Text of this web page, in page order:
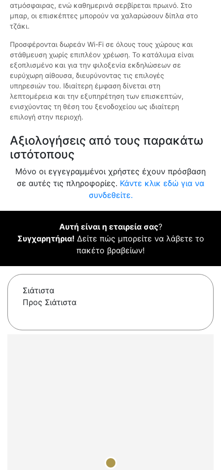
ατμόσφαιρας, ενώ καθημερινά σερβίρεται πρωινό. Στο
μπαρ, οι επισκέπτες μπορούν να χαλαρώσουν δίπλα στο
τζάκι.
Προσφέρονται δωρεάν Wi-Fi σε όλους τους χώρους και
στάθμευση χωρίς επιπλέον χρέωση. Το κατάλυμα είναι
εξοπλισμένο και για την φιλοξενία εκδηλώσεων σε
ευρύχωρη αίθουσα, διευρύνοντας τις επιλογές
υπηρεσιών του. Ιδιαίτερη έμφαση δίνεται στη
λεπτομέρεια και την εξυπηρέτηση των επισκεπτών,
ενισχύοντας τη θέση του ξενοδοχείου ως ιδιαίτερη
επιλογή στην περιοχή.
Αξιολογήσεις από τους παρακάτω
ιστότοπους
Μόνο οι εγγεγραμμένοι χρήστες έχουν πρόσβαση
σε αυτές τις πληροφορίες. Κάντε κλικ εδώ για να
συνδεθείτε.
Αυτή είναι η εταιρεία σας?
Συγχαρητήρια! Δείτε πώς μπορείτε να λάβετε το
πακέτο βραβείων!
Σιάτιστα
Προς Σιάτιστα